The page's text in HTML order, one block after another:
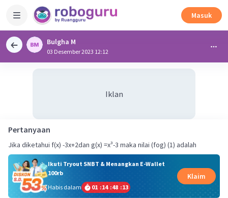
Masuk
Bulgha M
03 Desember 2023 12:12
Iklan
Pertanyaan
Jika diketahui f(x) -3x+2dan g(x) =x³-3 maka nilai (fog) (1) adalah
Ikuti Tryout SNBT & Menangkan E-Wallet
100rb
Habis dalam
01 :14 :48 :13
Klaim